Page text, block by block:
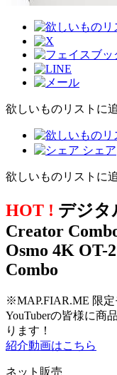
欲しいものリストに
シェア
欲しいものリストに
HOT ! デジタ
Creator
Osmo 4K OT-
Combo
※MAP.FIAR.ME 限定
YouTuberの皆様に商
ります！
紹介動画はこちら
ネット販売